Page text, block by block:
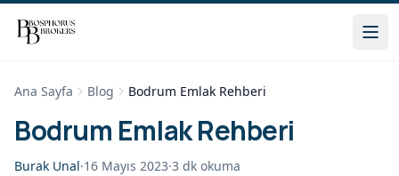
Ana Sayfa Blog Bodrum Emlak Rehberi
Bodrum Emlak Rehberi
Burak Unal·16 Mayıs 2023·3 dk okuma